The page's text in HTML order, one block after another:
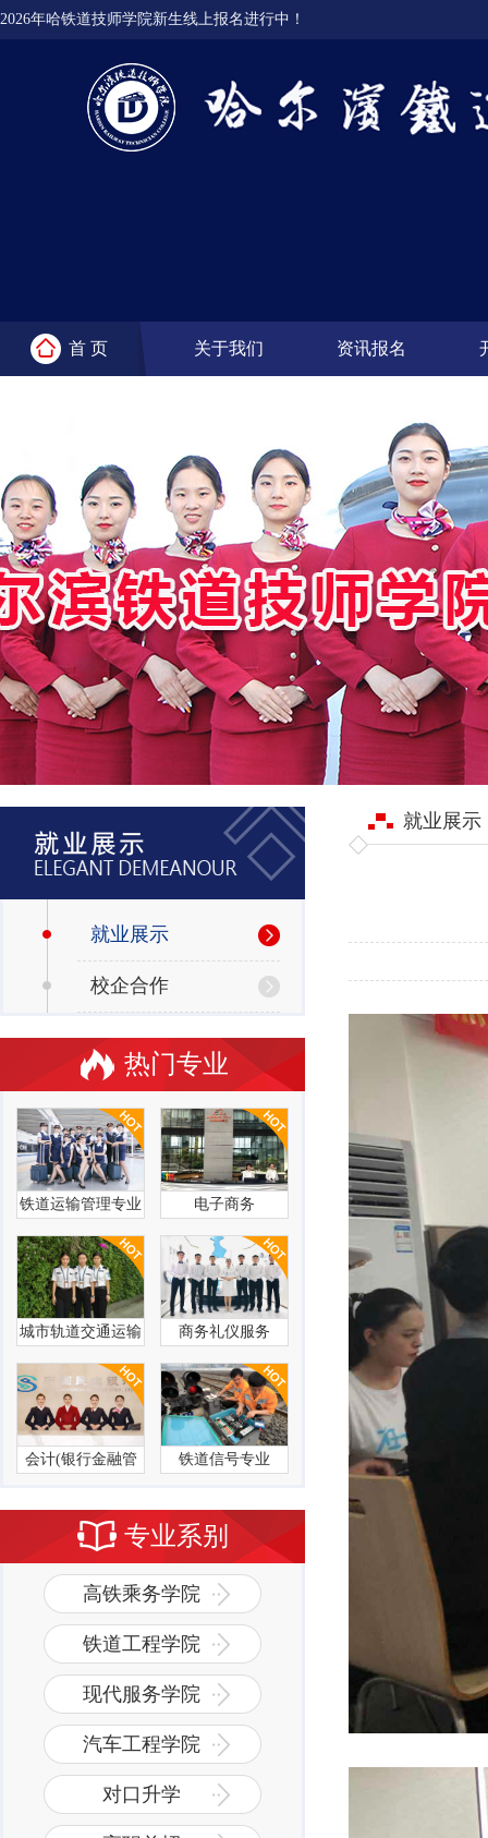
2026年哈铁道技师学院新生线上报名进行中！
首 页 关于我们 资讯报名
就业展示
校企合作
热门专业
铁道运输管理专业 电子商务
城市轨道交通运输
商务礼仪服务
会计(银行金融管
铁道信号专业
专业系别
高铁乘务学院
铁道工程学院
现代服务学院
汽车工程学院
对口升学
就业展示